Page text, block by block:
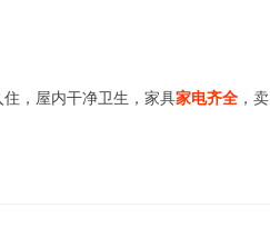
，屋内干净卫生，家具家电齐全 ，卖